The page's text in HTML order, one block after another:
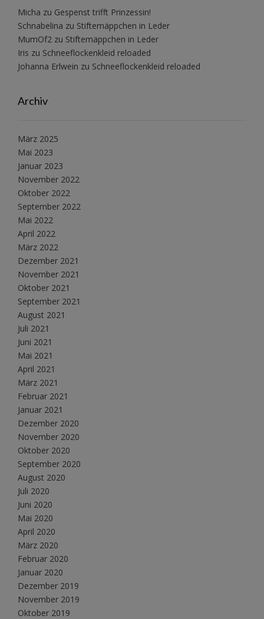
Micha zu Gespenst trifft Prinzessin!
Schnabelina zu Stiftemäppchen in Leder
MumOf2 zu Stiftemäppchen in Leder
Iris zu Schneeflockenkleid reloaded
Johanna Erlwein zu Schneeflockenkleid reloaded
Archiv
März 2025
Mai 2023
Januar 2023
November 2022
Oktober 2022
September 2022
Mai 2022
April 2022
März 2022
Dezember 2021
November 2021
Oktober 2021
September 2021
August 2021
Juli 2021
Juni 2021
Mai 2021
April 2021
März 2021
Februar 2021
Januar 2021
Dezember 2020
November 2020
Oktober 2020
September 2020
August 2020
Juli 2020
Juni 2020
Mai 2020
April 2020
März 2020
Februar 2020
Januar 2020
Dezember 2019
November 2019
Oktober 2019